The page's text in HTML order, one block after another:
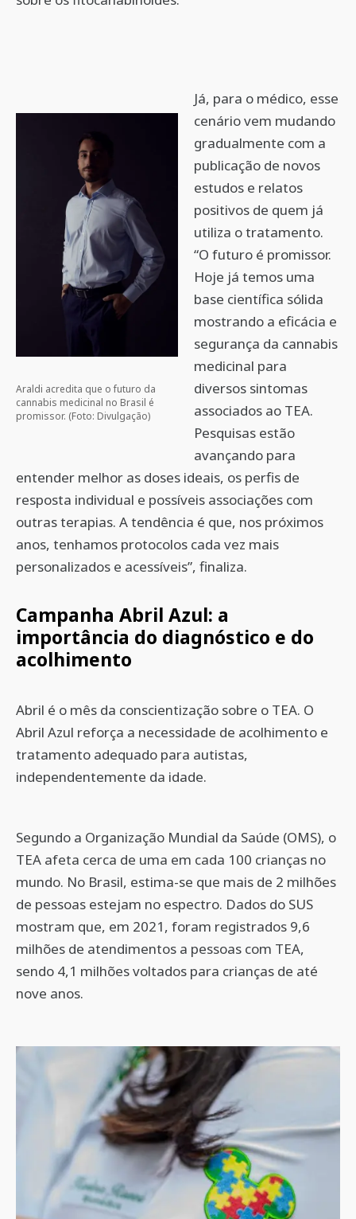
Araldi acredita que o futuro da
cannabis medicinal no Brasil é
promissor. (Foto: Divulgação)
Já, para o médico, esse
cenário vem mudando
gradualmente com a
publicação de novos
estudos e relatos
positivos de quem já
utiliza o tratamento.
“O futuro é promissor.
Hoje já temos uma
base científica sólida
mostrando a eficácia e
segurança da cannabis
medicinal para
diversos sintomas
associados ao TEA.
Pesquisas estão
avançando para
entender melhor as doses ideais, os perfis de
resposta individual e possíveis associações com
outras terapias. A tendência é que, nos próximos
anos, tenhamos protocolos cada vez mais
personalizados e acessíveis”, finaliza.
Campanha Abril Azul: a
importância do diagnóstico e do
acolhimento
Abril é o mês da conscientização sobre o TEA. O
Abril Azul reforça a necessidade de acolhimento e
tratamento adequado para autistas,
independentemente da idade.
Segundo a Organização Mundial da Saúde (OMS), o
TEA afeta cerca de uma em cada 100 crianças no
mundo. No Brasil, estima-se que mais de 2 milhões
de pessoas estejam no espectro. Dados do SUS
mostram que, em 2021, foram registrados 9,6
milhões de atendimentos a pessoas com TEA,
sendo 4,1 milhões voltados para crianças de até
nove anos.